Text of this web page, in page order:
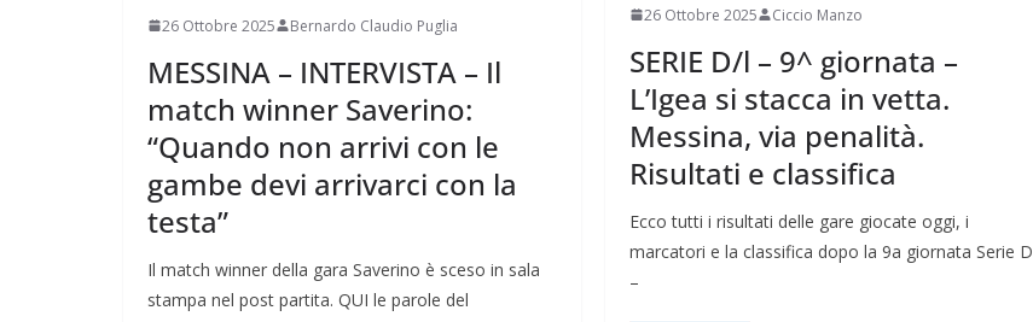
26 Ottobre 2025 Bernardo Claudio Puglia
MESSINA – INTERVISTA – Il
match winner Saverino:
“Quando non arrivi con le
gambe devi arrivarci con la
testa”
Il match winner della gara Saverino è sceso in sala
stampa nel post partita. QUI le parole del
26 Ottobre 2025 Ciccio Manzo
SERIE D/l – 9^ giornata –
L’Igea si stacca in vetta.
Messina, via penalità.
Risultati e classifica
Ecco tutti i risultati delle gare giocate oggi, i
marcatori e la classifica dopo la 9a giornata Serie D
–